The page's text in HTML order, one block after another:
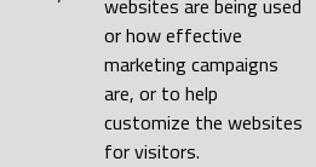
websites are being used
or how effective
marketing campaigns
are, or to help
customize the websites
for visitors.